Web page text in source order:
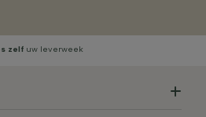
zelf uw leverweek